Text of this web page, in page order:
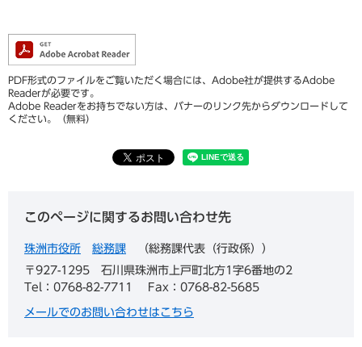
PDF形式のファイルをご覧いただく場合には、Adobe社が提供するAdobe
Readerが必要です。
Adobe Readerをお持ちでない方は、バナーのリンク先からダウンロードして
ください。（無料）
このページに関するお問い合わせ先
珠洲市役所 総務課
総務課代表（行政係）
〒927-1295
石川県珠洲市上戸町北方1字6番地の2
Tel：0768-82-7711
Fax：0768-82-5685
メールでのお問い合わせはこちら